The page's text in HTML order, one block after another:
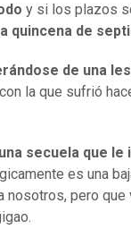
y si los plazos
quincena de
de una
la que sufrió
secuela que le
es una
nosotros, pero que